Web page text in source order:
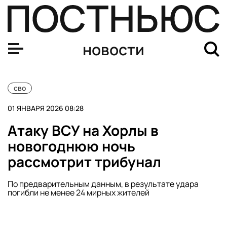
новости
сво
01 ЯНВАРЯ 2026 08:28
Атаку ВСУ на Хорлы в
новогоднюю ночь
рассмотрит трибунал
По предварительным данным, в результате удара
погибли не менее 24 мирных жителей
В Херсонской области 24 человека погибли в